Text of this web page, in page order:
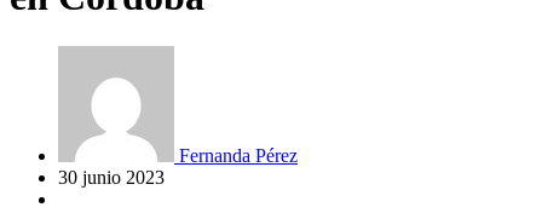
Fernanda Pérez
30 junio 2023